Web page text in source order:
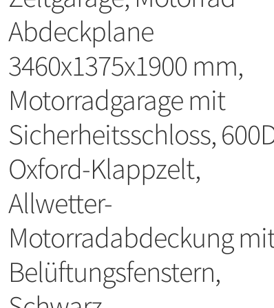
Abdeckplane
3460x1375x1900 mm,
Motorradgarage mit
Sicherheitsschloss,
Oxford-Klappzelt,
Allwetter-
Motorradabdeckung
Belüftungsfenstern,